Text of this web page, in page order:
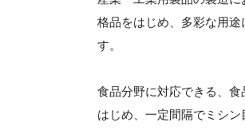
格品をはじめ、多彩な用
す。
食品分野に対応できる、
はじめ、一定間隔でミシ